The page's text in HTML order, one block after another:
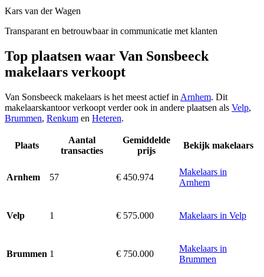
Kars van der Wagen
Transparant en betrouwbaar in communicatie met klanten
Top plaatsen waar Van Sonsbeeck
makelaars verkoopt
Van Sonsbeeck makelaars is het meest actief in Arnhem. Dit
makelaarskantoor verkoopt verder ook in andere plaatsen als Velp,
Brummen, Renkum en Heteren.
Plaats
Aantal
transacties
Gemiddelde
prijs
Bekijk makelaars
Arnhem 57 € 450.974
Makelaars in
Arnhem
Velp 1 € 575.000 Makelaars in Velp
Brummen 1 € 750.000
Makelaars in
Brummen